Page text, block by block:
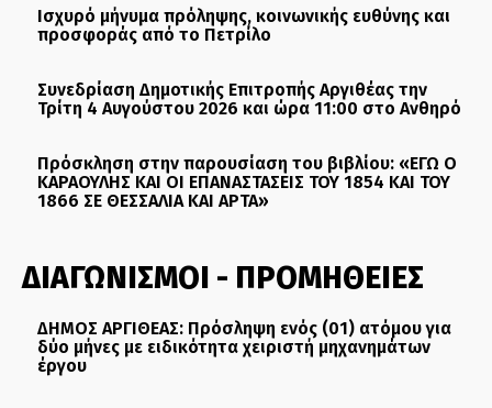
Ισχυρό μήνυμα πρόληψης, κοινωνικής ευθύνης και
προσφοράς από το Πετρίλο
Συνεδρίαση Δημοτικής Επιτροπής Αργιθέας την
Τρίτη 4 Αυγούστου 2026 και ώρα 11:00 στο Ανθηρό
Πρόσκληση στην παρουσίαση του βιβλίου: «ΕΓΩ Ο
ΚΑΡΑΟΥΛΗΣ ΚΑΙ ΟΙ ΕΠΑΝΑΣΤΑΣΕΙΣ ΤΟΥ 1854 ΚΑΙ ΤΟΥ
1866 ΣΕ ΘΕΣΣΑΛΙΑ ΚΑΙ ΑΡΤΑ»
ΔΙΑΓΩΝΙΣΜΟΙ - ΠΡΟΜΗΘΕΙΕΣ
ΔΗΜΟΣ ΑΡΓΙΘΕΑΣ: Πρόσληψη ενός (01) ατόμου για
δύο μήνες με ειδικότητα χειριστή μηχανημάτων
έργου